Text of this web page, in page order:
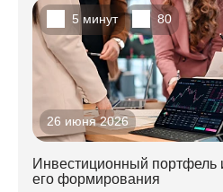
26 июня 2026
5 минут 80
Инвестиционный портфель
его формирования